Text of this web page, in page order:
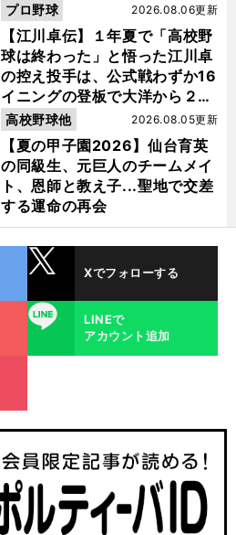
【江川卓伝】１年夏で「高校野
球は終わった」と悟った江川卓
の控え投手は、公式戦わずか16
イニングの登板で大洋から２位
指名を受けた
2026.08.06更新
プロ野球
【夏の甲子園2026】仙台育英
の同級生、元巨人のチームメイ
ト、恩師と教え子...聖地で交差
する運命の再会
2026.08.05更新
高校野球他
Xでフォローする
LINE
LINEで
アカウント追加